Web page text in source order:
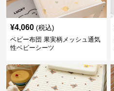
¥4,060 (税込)
ベビー布団 果実柄メッシュ通気
性ベビーシーツ